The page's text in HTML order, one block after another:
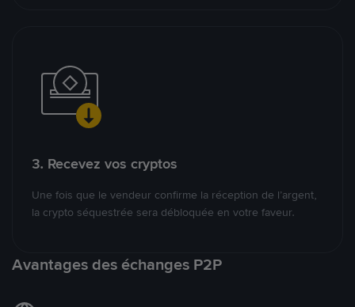
3. Recevez vos cryptos
Une fois que le vendeur confirme la réception de l’argent,
la crypto séquestrée sera débloquée en votre faveur.
Avantages des échanges P2P